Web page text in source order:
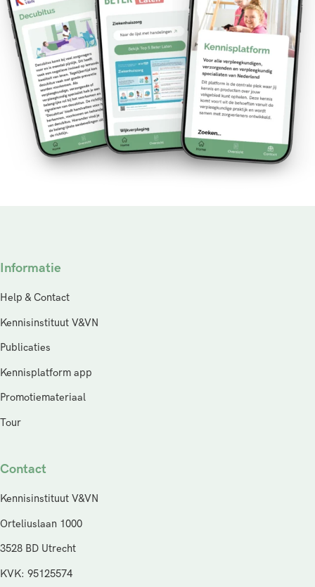
Informatie
Help & Contact
Kennisinstituut V&VN
Publicaties
Kennisplatform app
Promotiemateriaal
Tour
Contact
Kennisinstituut V&VN
Orteliuslaan 1000
3528 BD Utrecht
KVK: 95125574